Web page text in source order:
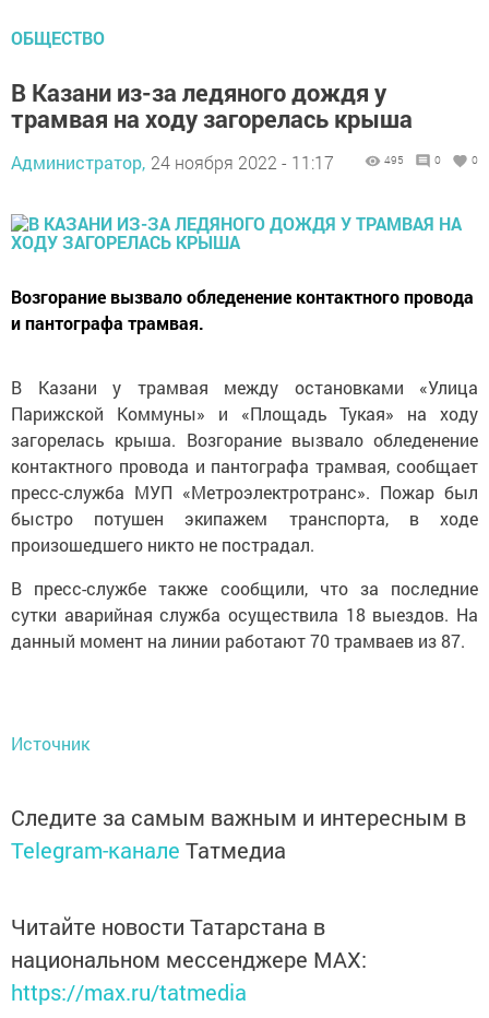
ОБЩЕСТВО
В Казани из-за ледяного дождя у
трамвая на ходу загорелась крыша
Администратор, 24 ноября 2022 - 11:17 495 0 0
Возгорание вызвало обледенение контактного провода
и пантографа трамвая.
В Казани у трамвая между остановками «Улица
Парижской Коммуны» и «Площадь Тукая» на ходу
загорелась крыша. Возгорание вызвало обледенение
контактного провода и пантографа трамвая, сообщает
пресс-служба МУП «Метроэлектротранс». Пожар был
быстро потушен экипажем транспорта, в ходе
произошедшего никто не пострадал.
В пресс-службе также сообщили, что за последние
сутки аварийная служба осуществила 18 выездов. На
данный момент на линии работают 70 трамваев из 87.
Источник
Следите за самым важным и интересным в
Telegram-канале Татмедиа
Читайте новости Татарстана в
национальном мессенджере MАХ:
https://max.ru/tatmedia